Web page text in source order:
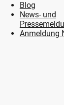
Blog
News- und
Anmeldung